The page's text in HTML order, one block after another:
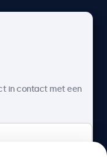
in contact met een